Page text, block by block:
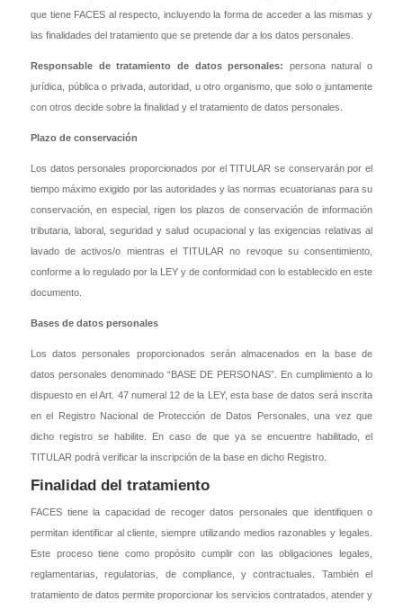
que tiene FACES al respecto, incluyendo la forma de acceder a las mismas y
las finalidades del tratamiento que se pretende dar a los datos personales.
Responsable de tratamiento de datos personales: persona natural o
jurídica, pública o privada, autoridad, u otro organismo, que solo o juntamente
con otros decide sobre la finalidad y el tratamiento de datos personales.
Plazo de conservación
Los datos personales proporcionados por el TITULAR se conservarán por el
tiempo máximo exigido por las autoridades y las normas ecuatorianas para su
conservación, en especial, rigen los plazos de conservación de información
tributaria, laboral, seguridad y salud ocupacional y las exigencias relativas al
lavado de activos/o mientras el TITULAR no revoque su consentimiento,
conforme a lo regulado por la LEY y de conformidad con lo establecido en este
documento.
Bases de datos personales
Los datos personales proporcionados serán almacenados en la base de
datos personales denominado “BASE DE PERSONAS”. En cumplimiento a lo
dispuesto en el Art. 47 numeral 12 de la LEY, esta base de datos será inscrita
en el Registro Nacional de Protección de Datos Personales, una vez que
dicho registro se habilite. En caso de que ya se encuentre habilitado, el
TITULAR podrá verificar la inscripción de la base en dicho Registro.
Finalidad del tratamiento
FACES tiene la capacidad de recoger datos personales que identifiquen o
permitan identificar al cliente, siempre utilizando medios razonables y legales.
Este proceso tiene como propósito cumplir con las obligaciones legales,
reglamentarias, regulatorias, de compliance, y contractuales. También el
tratamiento de datos permite proporcionar los servicios contratados, atender y